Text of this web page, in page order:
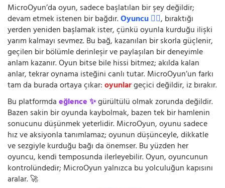
MicroOyun’da oyun, sadece başlatılan bir şey değildir;
devam etmek istenen bir bağdır.Oyuncu 🧍‍♂️, bıraktığı
yerden yeniden başlamak ister, çünkü oyunla kurduğu ilişki
yarım kalmayı sevmez. Bu bağ, kazanılan bir skorla güçlenir,
geçilen bir bölümle derinleşir ve paylaşılan bir deneyimle
anlam kazanır. Oyun bitse bile hissi bitmez; akılda kalan
anlar, tekrar oynama isteğini canlı tutar. MicroOyun’un farkı
tam da burada ortaya çıkar:oyunlargeçici değildir, iz bırakır.
Bu platformdaeğlence ✨gürültülü olmak zorunda değildir.
Bazen sakin bir oyunda kaybolmak, bazen tek bir hamlenin
sonucunu düşünmek yeterlidir. MicroOyun, oyunu sadece
hız ve aksiyonla tanımlamaz; oyunun düşünceyle, dikkatle
ve sezgiyle kurduğu bağı da önemser. Bu yüzden her
oyuncu, kendi temposunda ilerleyebilir. Oyun, oyuncunun
kontrolündedir; MicroOyun yalnızca bu yolculuğun kapısını
aralar. 🚀